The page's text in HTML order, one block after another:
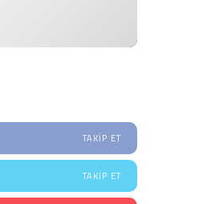
TAKIP ET
TAKIP ET